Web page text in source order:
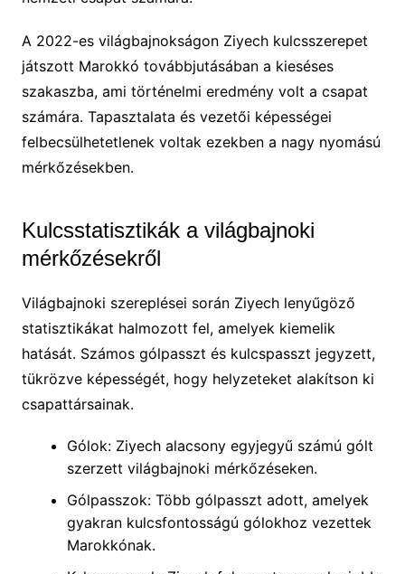
A 2022-es világbajnokságon Ziyech kulcsszerepet
játszott Marokkó továbbjutásában a kieséses
szakaszba, ami történelmi eredmény volt a csapat
számára. Tapasztalata és vezetői képességei
felbecsülhetetlenek voltak ezekben a nagy nyomású
mérkőzésekben.
Kulcsstatisztikák a világbajnoki
mérkőzésekről
Világbajnoki szereplései során Ziyech lenyűgöző
statisztikákat halmozott fel, amelyek kiemelik
hatását. Számos gólpasszt és kulcspasszt jegyzett,
tükrözve képességét, hogy helyzeteket alakítson ki
csapattársainak.
Gólok: Ziyech alacsony egyjegyű számú gólt
szerzett világbajnoki mérkőzéseken.
Gólpasszok: Több gólpasszt adott, amelyek
gyakran kulcsfontosságú gólokhoz vezettek
Marokkónak.